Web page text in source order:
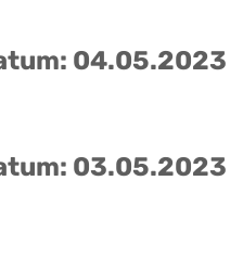
04.05.2023
03.05.2023